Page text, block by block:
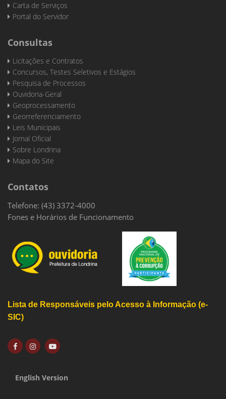
Carta de Serviços
Portal do Servidor
Consultas
Licitações e Contratos
Concursos, Testes Seletivos e Estágios
Pesquisa de Processos
Ouvidoria-Geral
Geoprocessamento
Georreferenciamento
Leis Municipais
Jornal Oficial
Sobre Londrina
Mapa do Site
Contatos
Telefone: (43) 3372-4000
Fones e Horários de Funcionamento
Lista de Responsáveis pelo Acesso à Informação (e-
SIC)
English Version